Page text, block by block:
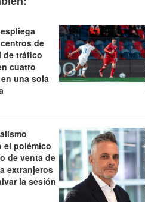
de
de tráfico
cuatro
una sola
el polémico
de venta de
extranjeros
la sesión